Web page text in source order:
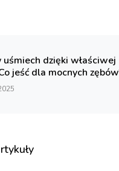
dzięki właściwej
jeść dla mocnych